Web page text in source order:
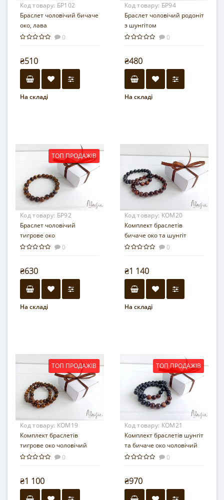
Код товару: БР102
Браслет чоловічий бичаче
око, лава
0
₴510
На складі
Код товару: БР94
Браслет чоловічий родоніт
з шунгітом
0
₴480
На складі
ТОП ПРОДАЖІВ
Код товару: БР92
Браслет чоловічий
тигрове око
0
₴630
На складі
Код товару: КОМ20
Комплект браслетів
бичаче око та шунгіт
чоловічий
0
₴1 140
На складі
ТОП ПРОДАЖІВ
Код товару: КОМ19
Комплект браслетів
тигрове око чоловічий
0
₴1 100
ТОП ПРОДАЖІВ
Код товару: КОМ21
Комплект браслетів шунгіт
та бичаче око чоловічий
0
₴970